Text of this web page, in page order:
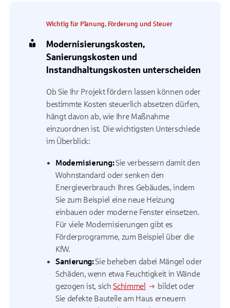
Wichtig für Planung, Förderung und Steuer
Modernisierungskosten,
Sanierungskosten und
Instandhaltungskosten unterscheiden
Ob Sie Ihr Projekt fördern lassen können oder
bestimmte Kosten steuerlich absetzen dürfen,
hängt davon ab, wie Ihre Maßnahme
einzuordnen ist. Die wichtigsten Unterschiede
im Überblick:
Modernisierung:Sie verbessern damit den
Wohnstandard oder senken den
Energieverbrauch Ihres Gebäudes, indem
Sie zum Beispiel eine neue Heizung
einbauen oder moderne Fenster einsetzen.
Für viele Modernisierungen gibt es
Förderprogramme, zum Beispiel über die
KfW.
Sanierung:Sie beheben dabei Mängel oder
Schäden, wenn etwa Feuchtigkeit in Wände
gezogen ist, sichSchimmel
bildet oder
Sie defekte Bauteile am Haus erneuern